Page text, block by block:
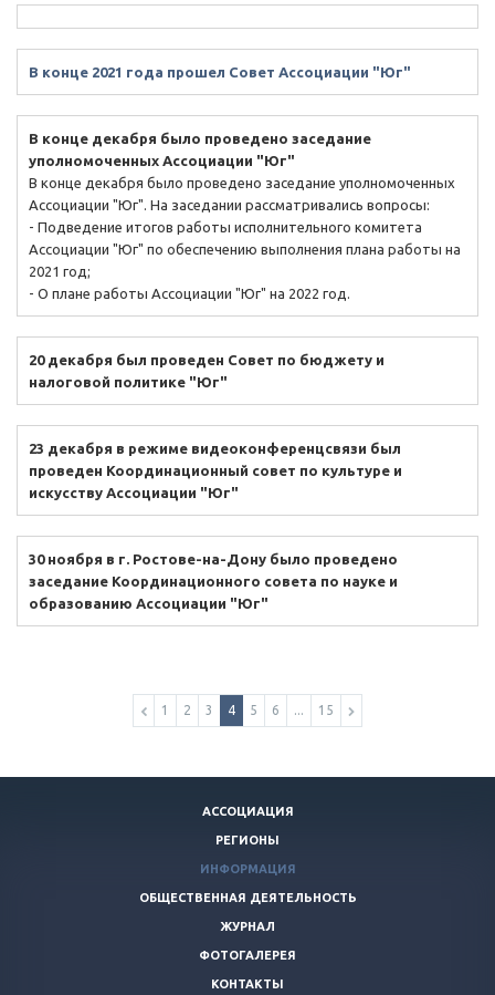
В конце 2021 года прошел Совет Ассоциации "Юг"
В конце декабря было проведено заседание
уполномоченных Ассоциации "Юг"
В конце декабря было проведено заседание уполномоченных
Ассоциации "Юг". На заседании рассматривались вопросы:
- Подведение итогов работы исполнительного комитета
Ассоциации "Юг" по обеспечению выполнения плана работы на
2021 год;
- О плане работы Ассоциации "Юг" на 2022 год.
20 декабря был проведен Совет по бюджету и
налоговой политике "Юг"
23 декабря в режиме видеоконференцсвязи был
проведен Координационный совет по культуре и
искусству Ассоциации "Юг"
30 ноября в г. Ростове-на-Дону было проведено
заседание Координационного совета по науке и
образованию Ассоциации "Юг"
1 2 3 4 5 6 ... 15
АССОЦИАЦИЯ
РЕГИОНЫ
ИНФОРМАЦИЯ
ОБЩЕСТВЕННАЯ ДЕЯТЕЛЬНОСТЬ
ЖУРНАЛ
ФОТОГАЛЕРЕЯ
КОНТАКТЫ